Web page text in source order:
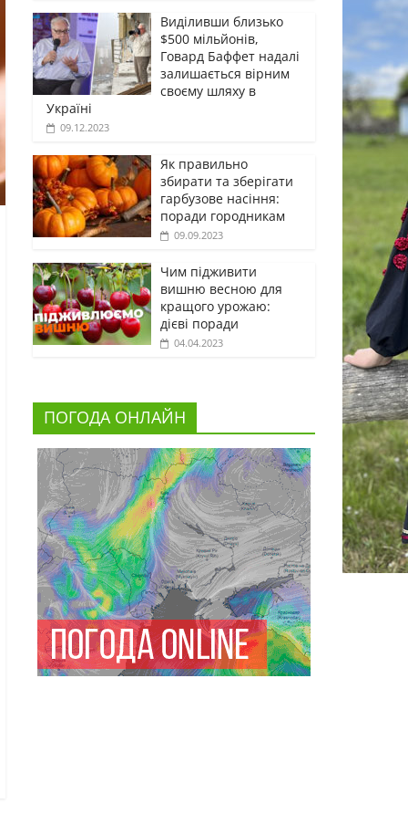
Виділивши близько
$500 мільйонів,
Говард Баффет надалі
залишається вірним
своєму шляху в
Україні
09.12.2023
Як правильно
збирати та зберігати
гарбузове насіння:
поради городникам
09.09.2023
Чим підживити
вишню весною для
кращого урожаю:
дієві поради
04.04.2023
ПОГОДА ОНЛАЙН